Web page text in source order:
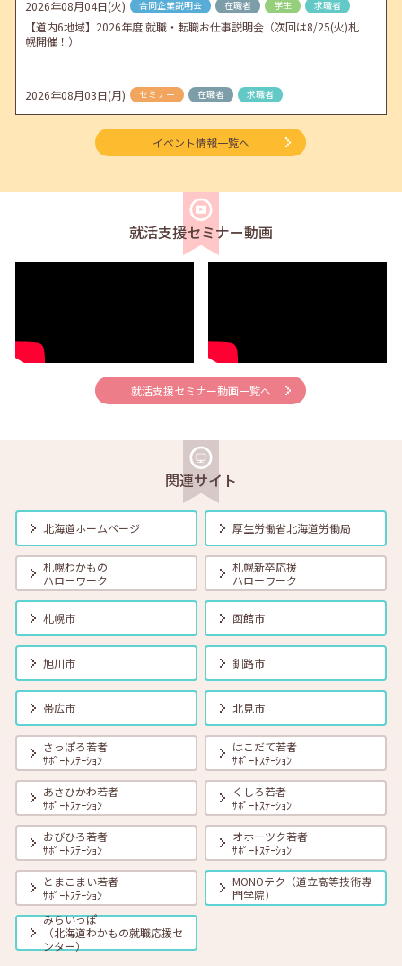
2026年08月04日(火) 合同企業説明会 在職者 学生 求職者
【道内6地域】2026年度 就職・転職お仕事説明会（次回は8/25(火)札
幌開催！）
2026年08月03日(月) セミナー 在職者 求職者
【函館・対面】9月4日（金）【未経験可】求人のリアルを知る人事担
当者へのインタビューセミナー 12:50～13:20
【北見・対面】9月16日（水）【未経験可】求人のリアルを知る人事担
当者へのインタビューセミナー 12:40～13:20
2026年08月01日(土) セミナー 在職者 学生 求職者
【オンライン】8月7日（金）こころの健康セルフケア 14:00～14:30
【オンライン】8月13日（木）就職活動のススメ方 14:00～14:30
2026年08月01日(土) セミナー 在職者 学生 求職者
【帯広・対面】8月17日（月）就勝塾 自己分析 ～自分を知って就職活
動～ 14:00～14:40
2026年08月01日(土) セミナー 在職者 学生 求職者
【オンライン】8月18日（火） 転職前に知っておきたい「部下力」ア
ップセミナー～新しい職場で無理なくキャッチアップするためのコミ
ュニケーション術～ 14:00～14:45 定員40名
2026年08月01日(土) 在職者 学生
【函館・対面】8月19日（水）就勝塾 タイプ別「対人ストレス」を減
らす方法 13:30～14:30
2026年08月01日(土) 在職者 学生
【釧路・対面】8月20日（木）就勝塾 いまさら聞けないビジネスマナ
ー 13:30～14:30
2026年08月01日(土) 在職者 学生 求職者
【オンライン】8月20日（木）ビジネスコミュニケーション 報・連・
相 14:00～14:30
イベント情報一覧へ
就活支援セミナー動画
就活支援セミナー動画一覧へ
関連サイト
北海道ホームページ 厚生労働省北海道労働局
札幌わかもの
ハローワーク
札幌新卒応援
ハローワーク
札幌市 函館市
旭川市 釧路市
帯広市 北見市
さっぽろ若者
ｻﾎﾟｰﾄｽﾃｰｼｮﾝ
はこだて若者
ｻﾎﾟｰﾄｽﾃｰｼｮﾝ
あさひかわ若者
ｻﾎﾟｰﾄｽﾃｰｼｮﾝ
くしろ若者
ｻﾎﾟｰﾄｽﾃｰｼｮﾝ
おびひろ若者
ｻﾎﾟｰﾄｽﾃｰｼｮﾝ
オホーツク若者
ｻﾎﾟｰﾄｽﾃｰｼｮﾝ
とまこまい若者
ｻﾎﾟｰﾄｽﾃｰｼｮﾝ
MONOテク（道立高等技術専
門学院）
みらいっぽ
（北海道わかもの就職応援セ
ンター）